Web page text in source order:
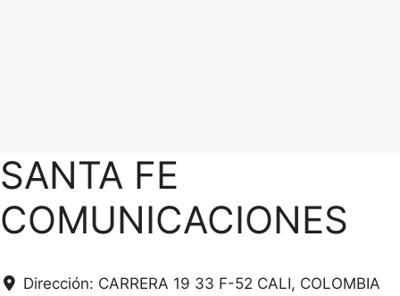
SANTA FE
COMUNICACIONES
Dirección: CARRERA 19 33 F-52 CALI, COLOMBIA